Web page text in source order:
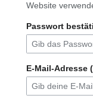
Website
Passwort
E-Mail-Adresse